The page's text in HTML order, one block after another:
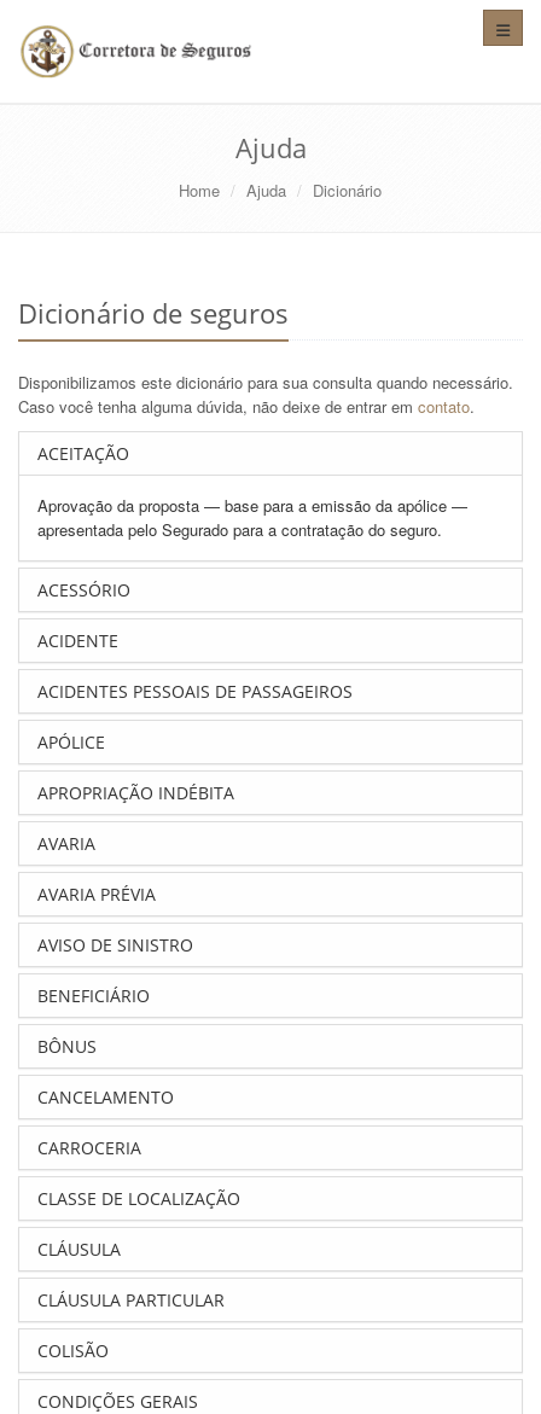
Ajuda
Home Ajuda Dicionário
Dicionário de seguros
Disponibilizamos este dicionário para sua consulta quando necessário.
Caso você tenha alguma dúvida, não deixe de entrar em contato.
ACEITAÇÃO
Aprovação da proposta — base para a emissão da apólice —
apresentada pelo Segurado para a contratação do seguro.
ACESSÓRIO
ACIDENTE
ACIDENTES PESSOAIS DE PASSAGEIROS
APÓLICE
APROPRIAÇÃO INDÉBITA
AVARIA
AVARIA PRÉVIA
AVISO DE SINISTRO
BENEFICIÁRIO
BÔNUS
CANCELAMENTO
CARROCERIA
CLASSE DE LOCALIZAÇÃO
CLÁUSULA
CLÁUSULA PARTICULAR
COLISÃO
CONDIÇÕES GERAIS